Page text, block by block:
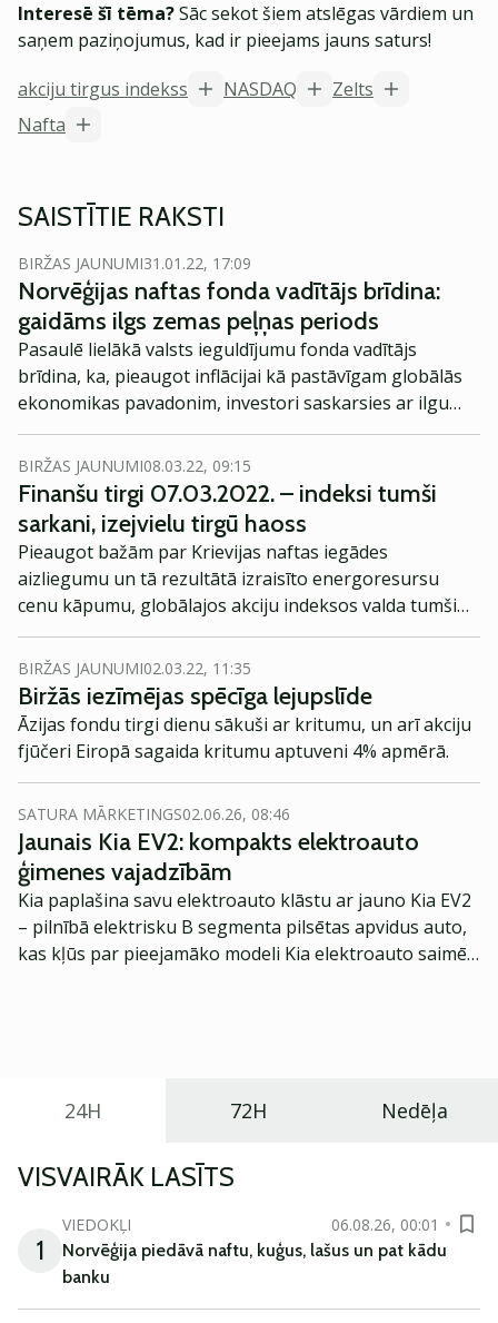
Interesē šī tēma?Sāc sekot šiem atslēgas vārdiem un
saņem paziņojumus, kad ir pieejams jauns saturs!
akciju tirgus indekss
NASDAQ
Zelts
Nafta
SAISTĪTIE RAKSTI
BIRŽAS JAUNUMI31.01.22, 17:09
Norvēģijas naftas fonda vadītājs brīdina:
gaidāms ilgs zemas peļņas periods
Pasaulē lielākā valsts ieguldījumu fonda vadītājs
brīdina, ka, pieaugot inflācijai kā pastāvīgam globālās
ekonomikas pavadonim, investori saskarsies ar ilgu
zemas peļņas periodu.
BIRŽAS JAUNUMI08.03.22, 09:15
Finanšu tirgi 07.03.2022. – indeksi tumši
sarkani, izejvielu tirgū haoss
Pieaugot bažām par Krievijas naftas iegādes
aizliegumu un tā rezultātā izraisīto energoresursu
cenu kāpumu, globālajos akciju indeksos valda tumši
sarkanā krāsa – pamatīgi kritumi.
BIRŽAS JAUNUMI02.03.22, 11:35
Biržās iezīmējas spēcīga lejupslīde
Āzijas fondu tirgi dienu sākuši ar kritumu, un arī akciju
fjūčeri Eiropā sagaida kritumu aptuveni 4% apmērā.
SATURA MĀRKETINGS02.06.26, 08:46
Jaunais Kia EV2: kompakts elektroauto
ģimenes vajadzībām
Kia paplašina savu elektroauto klāstu ar jauno Kia EV2
– pilnībā elektrisku B segmenta pilsētas apvidus auto,
kas kļūs par pieejamāko modeli Kia elektroauto saimē
24H 72H Nedēļa
VISVAIRĀK LASĪTS
1
VIEDOKĻI
06.08.26, 00:01
Norvēģija piedāvā naftu, kuģus, lašus un pat kādu
banku